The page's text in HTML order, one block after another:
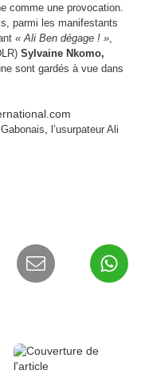
comme une provocation.
parmi les manifestants
« Ali Ben dégage ! »,
Sylvaine Nkomo,
sont gardés à vue dans
l’usurpateur Ali